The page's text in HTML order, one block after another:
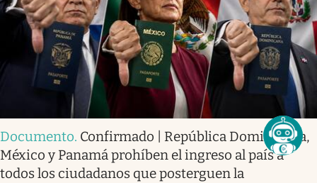
Documento. Confirmado | República Dominicana,
México y Panamá prohíben el ingreso al país a
todos los ciudadanos que posterguen la